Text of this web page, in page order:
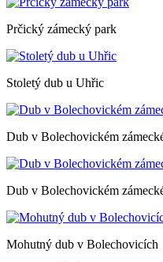
Prčický zámecký park
Stoletý dub u Uhřic
Dub v Bolechovickém
Dub v Bolechovickém
Mohutný dub v Bolechovicích